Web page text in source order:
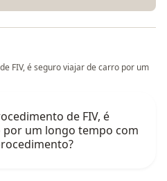
FIV, é seguro viajar de carro por um
de FIV, é
um longo tempo com